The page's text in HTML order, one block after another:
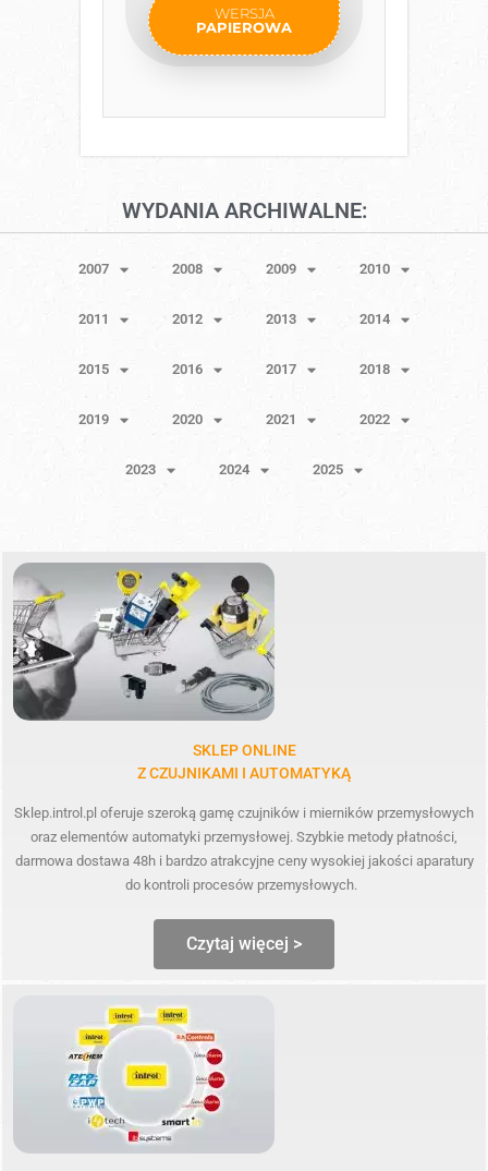
WERSJA
PAPIEROWA
WYDANIA ARCHIWALNE:
2007 2008 2009 2010
2011 2012 2013 2014
2015 2016 2017 2018
2019 2020 2021 2022
2023 2024 2025
SKLEP ONLINE
Z CZUJNIKAMI I AUTOMATYKĄ
Sklep.introl.pl oferuje szeroką gamę czujników i mierników przemysłowych
oraz elementów automatyki przemysłowej. Szybkie metody płatności,
darmowa dostawa 48h i bardzo atrakcyjne ceny wysokiej jakości aparatury
do kontroli procesów przemysłowych.
Czytaj więcej >